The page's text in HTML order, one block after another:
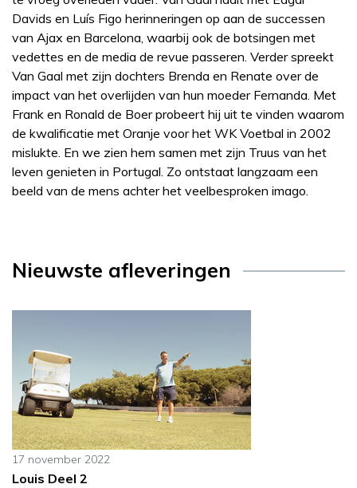
Davids en Luís Figo herinneringen op aan de successen
van Ajax en Barcelona, waarbij ook de botsingen met
vedettes en de media de revue passeren. Verder spreekt
Van Gaal met zijn dochters Brenda en Renate over de
impact van het overlijden van hun moeder Fernanda. Met
Frank en Ronald de Boer probeert hij uit te vinden waarom
de kwalificatie met Oranje voor het WK Voetbal in 2002
mislukte. En we zien hem samen met zijn Truus van het
leven genieten in Portugal. Zo ontstaat langzaam een
beeld van de mens achter het veelbesproken imago.
Nieuwste afleveringen
17 november 2022
Louis Deel 2